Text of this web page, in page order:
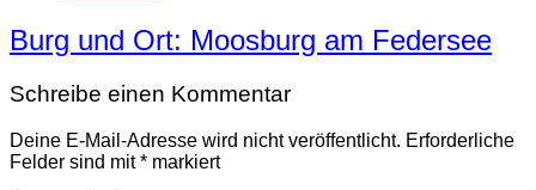
Burg und Ort: Moosburg am Federsee
Schreibe einen Kommentar
Deine E-Mail-Adresse wird nicht veröffentlicht. Erforderliche
Felder sind mit* markiert